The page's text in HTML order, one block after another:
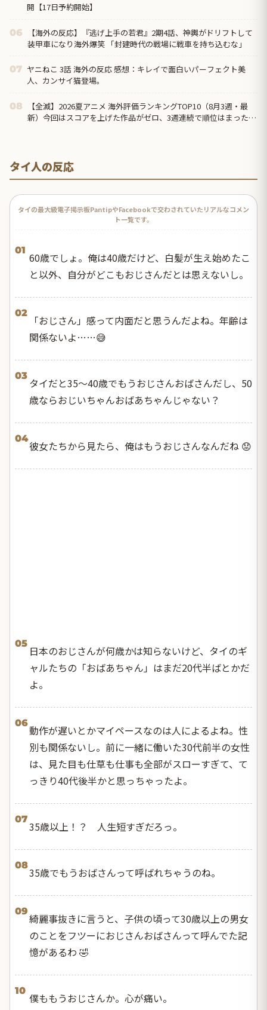
開【17日予約開始】
06
【海外の反応】『逃げ上手の若君』2期4話、神輿がドリフトして
装甲車になり海外爆笑 「封建時代の戦場に戦車を持ち込むな」
07 ヤニねこ 3話 海外の反応 感想：キレイで面白いパーフェクト美
人、カンサイ猫登場。
08
【全滅】2026夏アニメ 海外評価ランキングTOP10（8月3週・最
新）今回はスコアを上げた作品がゼロ、3週連続で順位はまったく
タイ人の反応
タイの最大級電子掲示板PantipやFacebookで交わされていたリアルなコメン
ト一覧です。
01
60歳でしょ。俺は40歳だけど、白髪が生え始めたこ
と以外、自分がどこもおじさんだとは思えないし。
02
「おじさん」感って内面だと思うんだよね。年齢は
関係ないよ……😅
03
タイだと35〜40歳でもうおじさんおばさんだし、50
歳ならおじいちゃんおばあちゃんじゃない？
04
彼女たちから見たら、俺はもうおじさんなんだね 😟
05
日本のおじさんが何歳かは知らないけど、タイのギ
ャルたちの「おばあちゃん」はまだ20代半ばとかだ
よ。
06
動作が遅いとかマイペースなのは人によるよね。性
別も関係ないし。前に一緒に働いた30代前半の女性
は、見た目も仕草も仕事も全部がスローすぎて、て
っきり40代後半かと思っちゃったよ。
07
35歳以上！？ 人生短すぎだろっ。
08
35歳でもうおばさんって呼ばれちゃうのね。
09
綺麗事抜きに言うと、子供の頃って30歳以上の男女
のことをフツーにおじさんおばさんって呼んでた記
憶があるわ 🤣
10
僕ももうおじさんか。心が痛い。